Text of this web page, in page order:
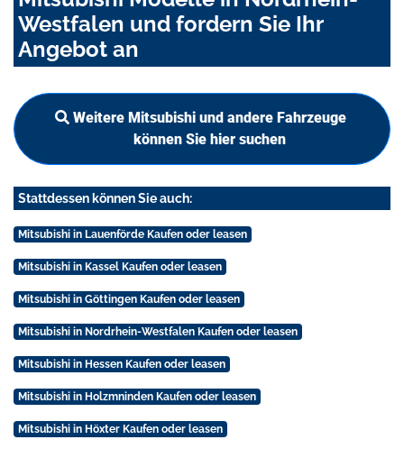
Westfalen und fordern Sie Ihr
Angebot an
Weitere Mitsubishi und andere Fahrzeuge
können Sie hier suchen
Stattdessen können Sie auch:
Mitsubishi in Lauenförde Kaufen oder leasen
Mitsubishi in Kassel Kaufen oder leasen
Mitsubishi in Göttingen Kaufen oder leasen
Mitsubishi in Nordrhein-Westfalen Kaufen oder leasen
Mitsubishi in Hessen Kaufen oder leasen
Mitsubishi in Holzmninden Kaufen oder leasen
Mitsubishi in Höxter Kaufen oder leasen